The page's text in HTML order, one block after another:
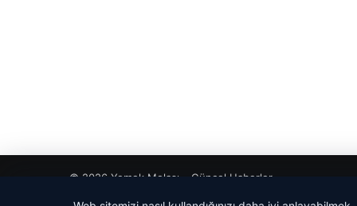
© 2026 Yemek Molası – Güncel Haberler